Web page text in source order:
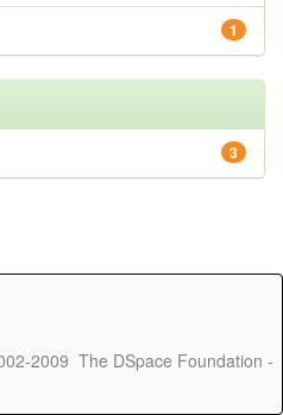
1
3
2009 The DSpace Foundation -